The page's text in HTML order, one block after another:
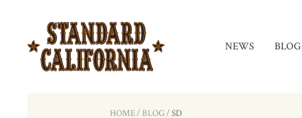
NEWS BLOG
HOME/ BLOG/SD